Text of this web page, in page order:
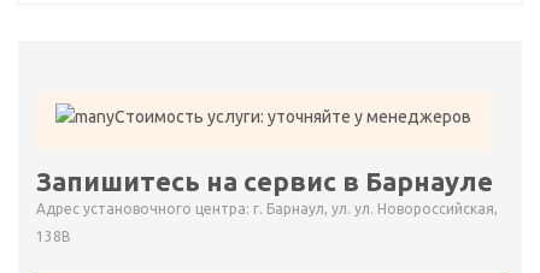
Стоимость услуги: уточняйте у менеджеров
Запишитесь на сервис в Барнауле
Адрес установочного центра: г. Барнаул, ул. ул. Новороссийская,
138В